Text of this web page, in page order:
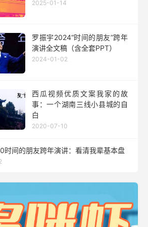
2025-01-14
罗振宇2024“时间的朋友”跨年
演讲全文稿（含全套PPT）
2024-01-02
西瓜视频优质文案我家的故
事：一个湖南三线小县城的自
白
2020-07-10
时间的朋友跨年演讲：看清我辈基本盘